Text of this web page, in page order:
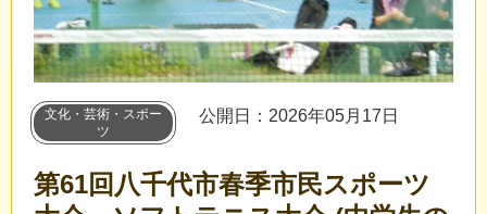
文化・芸術・スポー
ツ
公開日：2026年05月17日
第61回八千代市春季市民スポーツ